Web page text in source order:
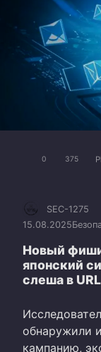
0 375
SEC-1275
15.08.2025
Новый
японский
слеша в URL
обнаружили
кампанию,